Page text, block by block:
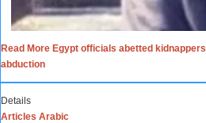
Read More Egypt officials abetted
abduction
Details
Articles Arabic